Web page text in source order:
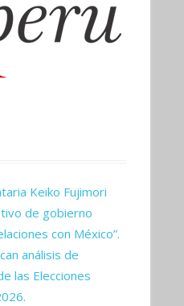
Keiko Fujimori
de gobierno
con México”.
análisis de
las Elecciones